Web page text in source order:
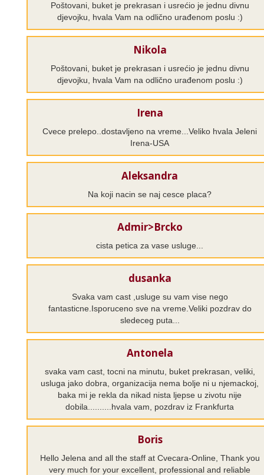
Poštovani, buket je prekrasan i usrećio je jednu divnu
djevojku, hvala Vam na odlično urađenom poslu :)
Nikola
Poštovani, buket je prekrasan i usrećio je jednu divnu
djevojku, hvala Vam na odlično urađenom poslu :)
Irena
Cvece prelepo..dostavljeno na vreme...Veliko hvala Jeleni
Irena-USA
Aleksandra
Na koji nacin se naj cesce placa?
Admir>Brcko
cista petica za vase usluge...
dusanka
Svaka vam cast ,usluge su vam vise nego
fantasticne.Isporuceno sve na vreme.Veliki pozdrav do
sledeceg puta...
Antonela
svaka vam cast, tocni na minutu, buket prekrasan, veliki,
usluga jako dobra, organizacija nema bolje ni u njemackoj,
baka mi je rekla da nikad nista ljepse u zivotu nije
dobila..........hvala vam, pozdrav iz Frankfurta
Boris
Hello Jelena and all the staff at Cvecara-Online, Thank you
very much for your excellent, professional and reliable